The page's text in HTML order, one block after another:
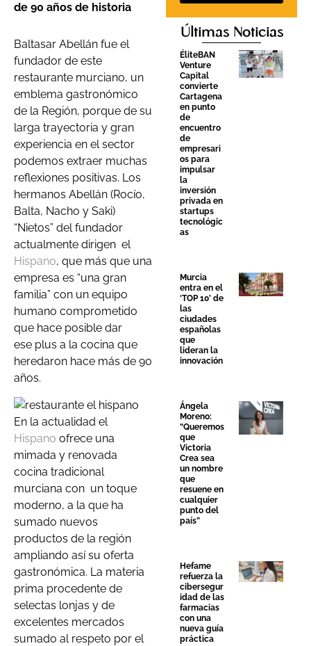
de 90 años de historia
Baltasar Abellán fue el
fundador de este
restaurante murciano, un
emblema gastronómico
de la Región, porque de su
larga trayectoria y gran
experiencia en el sector
podemos extraer muchas
reflexiones positivas. Los
hermanos Abellán (Rocío,
Balta, Nacho y Saki)
“Nietos” del fundador
actualmente dirigen el
Hispano, que más que una
empresa es “una gran
familia” con un equipo
humano comprometido
que hace posible dar
ese plus a la cocina que
heredaron hace más de 90
años.
En la actualidad el
Hispano ofrece una
mimada y renovada
cocina tradicional
murciana con un toque
moderno, a la que ha
sumado nuevos
productos de la región
ampliando así su oferta
gastronómica. La materia
prima procedente de
selectas lonjas y de
excelentes mercados
sumado al respeto por el
Últimas Noticias
ÉliteBAN
Venture
Capital
convierte
Cartagena
en punto
de
encuentro
de
empresari
os para
impulsar
la
inversión
privada en
startups
tecnológic
as
Murcia
entra en el
‘TOP 10’ de
las
ciudades
españolas
que
lideran la
innovación
Ángela
Moreno:
“Queremos
que
Victoria
Crea sea
un nombre
que
resuene en
cualquier
punto del
país”
Hefame
refuerza la
cibersegur
idad de las
farmacias
con una
nueva guía
práctica